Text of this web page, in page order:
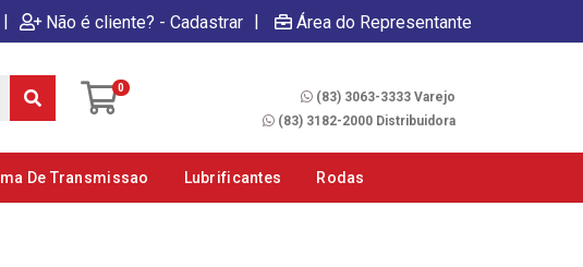
| Não é cliente? - Cadastrar | Área do Representante
0
(83) 3063-3333 Varejo
(83) 3182-2000 Distribuidora
De Transmissao Lubrificantes Rodas